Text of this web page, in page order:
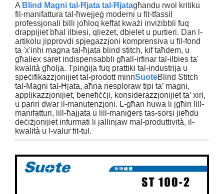
A Blind Magni tal-Ħjata tal-Ħjatagħandu rwol kritiku
fil-manifattura tal-ħwejjeġ moderni u fit-tfassil
professjonali billi joħloq keffat kważi inviżibbli fuq
drappijiet bħal ilbiesi, qliezet, dbielet u purtieri. Dan l-
artikolu jipprovdi spjegazzjoni komprensiva u fil-fond
ta 'x'inhi magna tal-ħjata blind stitch, kif taħdem, u
għaliex saret indispensabbli għall-irfinar tal-ilbies ta'
kwalità għolja. Tpinġija fuq prattiki tal-industrija u
speċifikazzjonijiet tal-prodott minnSuoteBlind Stitch
tal-Magni tal-Ħjata, aħna nesploraw tipi ta’ magni,
applikazzjonijiet, benefiċċji, konsiderazzjonijiet ta’ xiri,
u pariri dwar il-manutenzjoni. L-għan huwa li jgħin lill-
manifatturi, lill-ħajjata u lill-maniġers tas-sorsi jieħdu
deċiżjonijiet infurmati li jallinjaw mal-produttività, il-
kwalità u l-valur fit-tul.